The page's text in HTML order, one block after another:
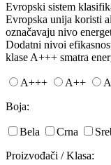
Evropski sistem
Evropska unija koristi
označavaju nivo
Dodatni nivoi
klase A+++ smatra
A+++ A++
Boja:
Bela Crna
Proizvođači / Klasa: